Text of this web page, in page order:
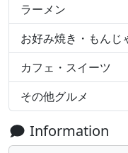
ラーメン
お好み焼き・もんじ
カフェ・スイーツ
その他グルメ
Information